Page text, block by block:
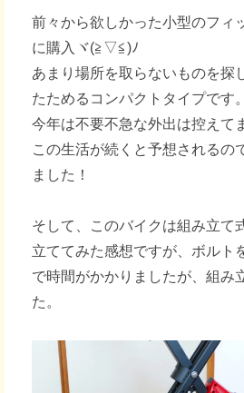
前々から欲しかった小型のフィ
に購入ヾ(≧▽≦)ﾉ
あまり場所を取らないものを探
たためるコンパクトタイプです。
今年は不要不急な外出は控えて
この生活が続くと予想されるの
ました！
そして、このバイクは組み立て
立ててみた感想ですが、ボルト
で時間がかかりましたが、組み
た。